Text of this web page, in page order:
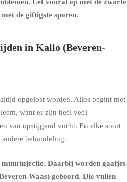
de giftigste sporen.
in Kallo (Beveren-
opgelost worden. Alles begint met
want er zijn heel veel
van opstijgend vocht. En elke soort
behandeling.
muurinjectie. Daarbij worden gaatjes
Waas) geboord. Die vullen